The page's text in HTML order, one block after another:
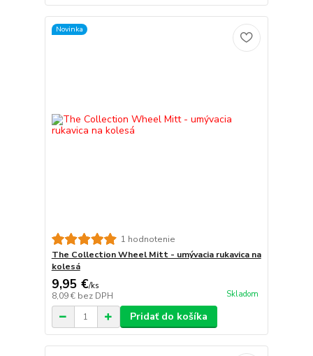
Novinka
1 hodnotenie
The Collection Wheel Mitt - umývacia rukavica na
kolesá
9,95 €/ks
8,09 € bez DPH Skladom
Pridať do košíka